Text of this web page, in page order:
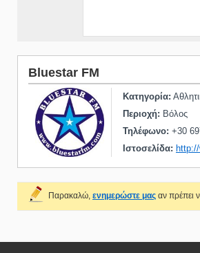
Bluestar FM
Κατηγορία:
Περιοχή: Βόλος
Τηλέφωνο: +30
Ιστοσελίδα:
Παρακαλώ, ενημερώστε μας αν πρέπει